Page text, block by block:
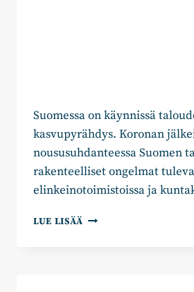
Suomessa on käynnissä
kasvupyrähdys. Koronan
noususuhdanteessa Suomen
rakenteelliset ongelmat
elinkeinotoimistoissa ja
LUE LISÄÄ TYÖVOIMA